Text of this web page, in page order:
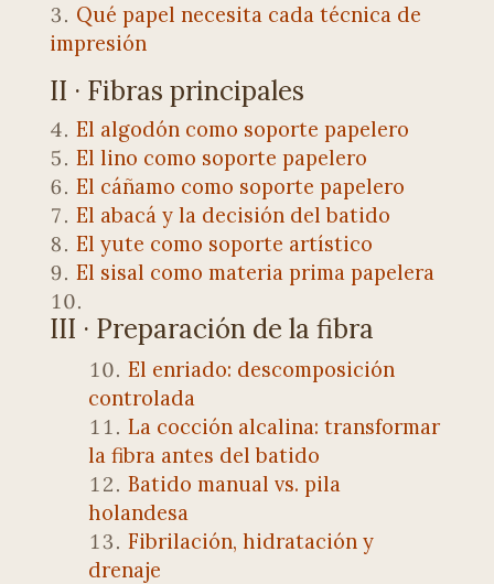
Qué papel necesita cada técnica de
impresión
II · Fibras principales
El algodón como soporte papelero
El lino como soporte papelero
El cáñamo como soporte papelero
El abacá y la decisión del batido
El yute como soporte artístico
El sisal como materia prima papelera
III · Preparación de la fibra
El enriado: descomposición
controlada
La cocción alcalina: transformar
la fibra antes del batido
Batido manual vs. pila
holandesa
Fibrilación, hidratación y
drenaje